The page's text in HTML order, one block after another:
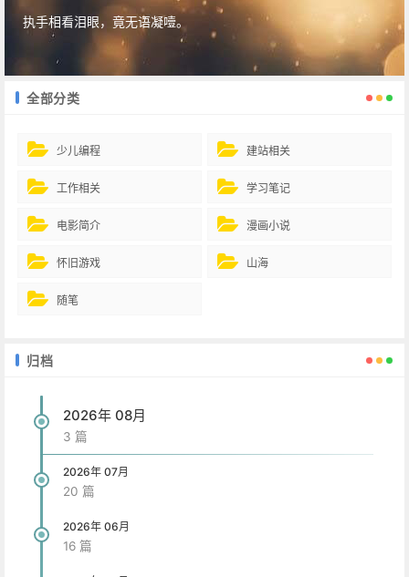
执手相看泪眼，竟无语凝噎。
全部分类
少儿编程 建站相关
工作相关 学习笔记
电影简介 漫画小说
怀旧游戏 山海
随笔
归档
2026年 08月
3 篇
2026年 07月
20 篇
2026年 06月
16 篇